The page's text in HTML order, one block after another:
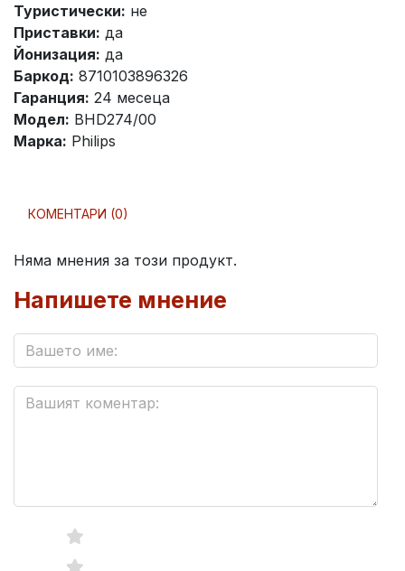
Туристически: не
Приставки: да
Йонизация: да
Баркод: 8710103896326
Гаранция: 24 месеца
Модел: BHD274/00
Марка: Philips
КОМЕНТАРИ (0)
Няма мнения за този продукт.
Напишете мнение